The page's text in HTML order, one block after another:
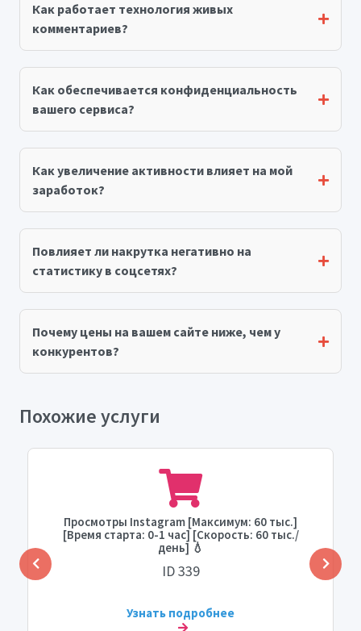
Как работает технология живых
комментариев?
Как обеспечивается конфиденциальность
вашего сервиса?
Как увеличение активности влияет на мой
заработок?
Повлияет ли накрутка негативно на
статистику в соцсетях?
Почему цены на вашем сайте ниже, чем у
конкурентов?
Похожие услуги
Просмотры Instagram [Максимум: 60 тыс.]
[Время старта: 0-1 час] [Скорость: 60 тыс./
день] 💧
ID 339
Узнать подробнее